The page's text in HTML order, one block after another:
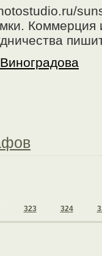
Коммерция
323 324